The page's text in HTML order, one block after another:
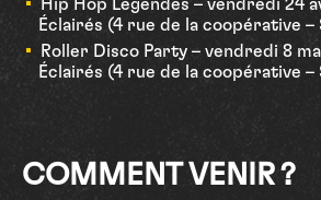
Hip Hop Légendes – vendredi 24
Éclairés (4 rue de la coopérative
Roller Disco Party – vendredi 8
Éclairés (4 rue de la coopérative
COMMENT VENIR ?